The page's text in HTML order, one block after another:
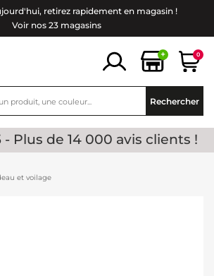
retirez rapidement en magasin !
Voir nos 23 magasins
+ 0
Rechercher
5 - Plus de 14 000 avis clients !
et voilage